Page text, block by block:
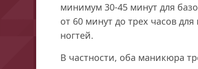
минимум 30-45 минут для
от 60 минут до трех часов
ногтей.
В частности, оба маникюра